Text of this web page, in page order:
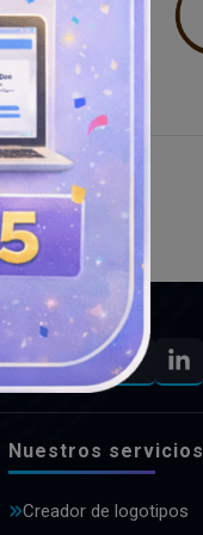
Nuestros servicios
Creador de logotipos